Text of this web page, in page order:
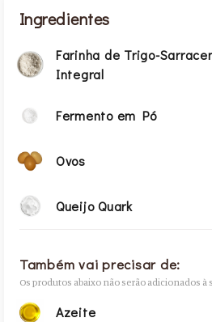
Ingredientes
Farinha de Trigo-
Integral
Fermento em Pó
Ovos
Queijo Quark
Também vai precisar de:
Os produtos abaixo não serão adicionados à
Azeite